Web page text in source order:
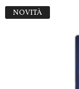
NOVITÀ